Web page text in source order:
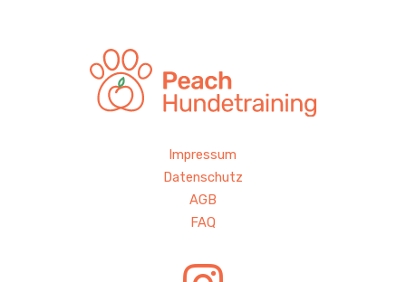
Impressum
Datenschutz
AGB
FAQ